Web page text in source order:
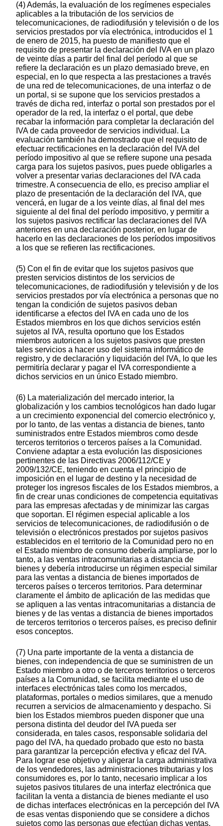
(4) Además, la evaluación de los regímenes especiales
aplicables a la tributación de los servicios de
telecomunicaciones, de radiodifusión y televisión o de los
servicios prestados por vía electrónica, introducidos el 1
de enero de 2015, ha puesto de manifiesto que el
requisito de presentar la declaración del IVA en un plazo
de veinte días a partir del final del período al que se
refiere la declaración es un plazo demasiado breve, en
especial, en lo que respecta a las prestaciones a través
de una red de telecomunicaciones, de una interfaz o de
un portal, si se supone que los servicios prestados a
través de dicha red, interfaz o portal son prestados por el
operador de la red, la interfaz o el portal, que debe
recabar la información para completar la declaración del
IVA de cada proveedor de servicios individual. La
evaluación también ha demostrado que el requisito de
efectuar rectificaciones en la declaración del IVA del
período impositivo al que se refiere supone una pesada
carga para los sujetos pasivos, pues puede obligarles a
volver a presentar varias declaraciones del IVA cada
trimestre. A consecuencia de ello, es preciso ampliar el
plazo de presentación de la declaración del IVA, que
vencerá, en lugar de a los veinte días, al final del mes
siguiente al del final del período impositivo, y permitir a
los sujetos pasivos rectificar las declaraciones del IVA
anteriores en una declaración posterior, en lugar de
hacerlo en las declaraciones de los períodos impositivos
a los que se refieren las rectificaciones.
(5) Con el fin de evitar que los sujetos pasivos que
presten servicios distintos de los servicios de
telecomunicaciones, de radiodifusión y televisión y de los
servicios prestados por vía electrónica a personas que no
tengan la condición de sujetos pasivos deban
identificarse a efectos del IVA en cada uno de los
Estados miembros en los que dichos servicios estén
sujetos al IVA, resulta oportuno que los Estados
miembros autoricen a los sujetos pasivos que presten
tales servicios a hacer uso del sistema informático de
registro, y de declaración y liquidación del IVA, lo que les
permitiría declarar y pagar el IVA correspondiente a
dichos servicios en un único Estado miembro.
(6) La materialización del mercado interior, la
globalización y los cambios tecnológicos han dado lugar
a un crecimiento exponencial del comercio electrónico y,
por lo tanto, de las ventas a distancia de bienes, tanto
suministrados entre Estados miembros como desde
terceros territorios o terceros países a la Comunidad.
Conviene adaptar a esta evolución las disposiciones
pertinentes de las Directivas 2006/112/CE y
2009/132/CE, teniendo en cuenta el principio de
imposición en el lugar de destino y la necesidad de
proteger los ingresos fiscales de los Estados miembros, a
fin de crear unas condiciones de competencia equitativas
para las empresas afectadas y de minimizar las cargas
que soportan. El régimen especial aplicable a los
servicios de telecomunicaciones, de radiodifusión o de
televisión o electrónicos prestados por sujetos pasivos
establecidos en el territorio de la Comunidad pero no en
el Estado miembro de consumo debería ampliarse, por lo
tanto, a las ventas intracomunitarias a distancia de
bienes y debería introducirse un régimen especial similar
para las ventas a distancia de bienes importados de
terceros países o terceros territorios. Para determinar
claramente el ámbito de aplicación de las medidas que
se apliquen a las ventas intracomunitarias a distancia de
bienes y de las ventas a distancia de bienes importados
de terceros territorios o terceros países, es preciso definir
esos conceptos.
(7) Una parte importante de la venta a distancia de
bienes, con independencia de que se suministren de un
Estado miembro a otro o de terceros territorios o terceros
países a la Comunidad, se facilita mediante el uso de
interfaces electrónicas tales como los mercados,
plataformas, portales o medios similares, que a menudo
recurren a servicios de almacenamiento y despacho. Si
bien los Estados miembros pueden disponer que una
persona distinta del deudor del IVA pueda ser
considerada, en tales casos, responsable solidaria del
pago del IVA, ha quedado probado que esto no basta
para garantizar la percepción efectiva y eficaz del IVA.
Para lograr ese objetivo y aligerar la carga administrativa
de los vendedores, las administraciones tributarias y los
consumidores es, por lo tanto, necesario implicar a los
sujetos pasivos titulares de una interfaz electrónica que
facilitan la venta a distancia de bienes mediante el uso
de dichas interfaces electrónicas en la percepción del IVA
de esas ventas disponiendo que se considere a dichos
sujetos como las personas que efectúan dichas ventas.